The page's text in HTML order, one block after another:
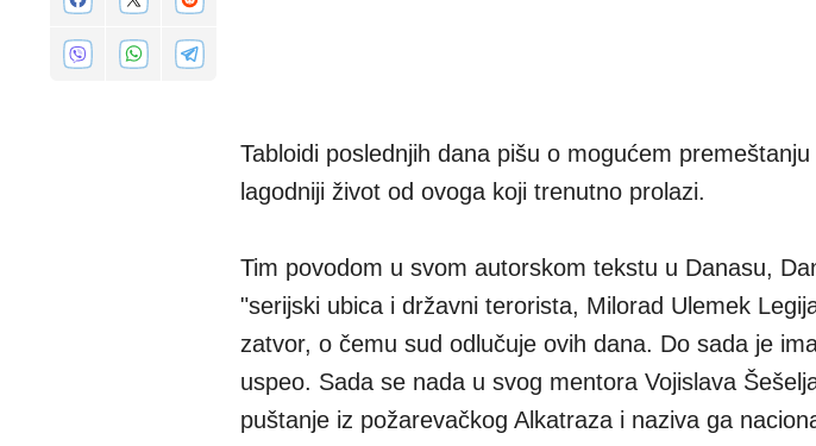
Tabloidi poslednjih dana pišu o mogućem
lagodniji život od ovoga koji trenutno prolazi.
Tim povodom u svom autorskom tekstu u Danasu,
"serijski ubica i državni terorista, Milorad Ulemek
zatvor, o čemu sud odlučuje ovih dana. Do sada je
uspeo. Sada se nada u svog mentora Vojislava
puštanje iz požarevačkog Alkatraza i naziva ga